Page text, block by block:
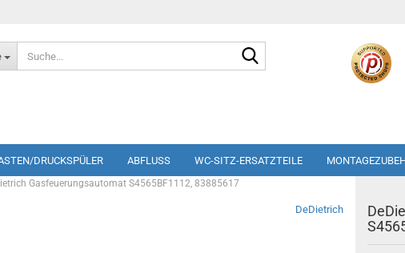
DRUCKSPÜLER ABFLUSS WC-SITZ-ERSATZTEILE
Gasfeuerungsautomat S4565BF1112, 83885617
DeDietrich